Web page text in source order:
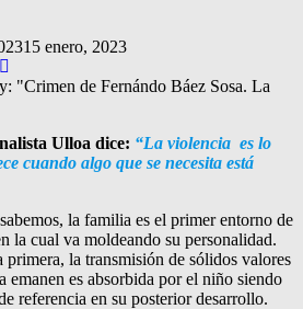
15 enero, 2023
Ulloa dice: “La violencia es lo
cuando algo que se necesita está
la familia es el primer entorno de
la cual va moldeando su personalidad.
primera, la transmisión de sólidos valores
emanen es absorbida por el niño siendo
referencia en su posterior desarrollo.